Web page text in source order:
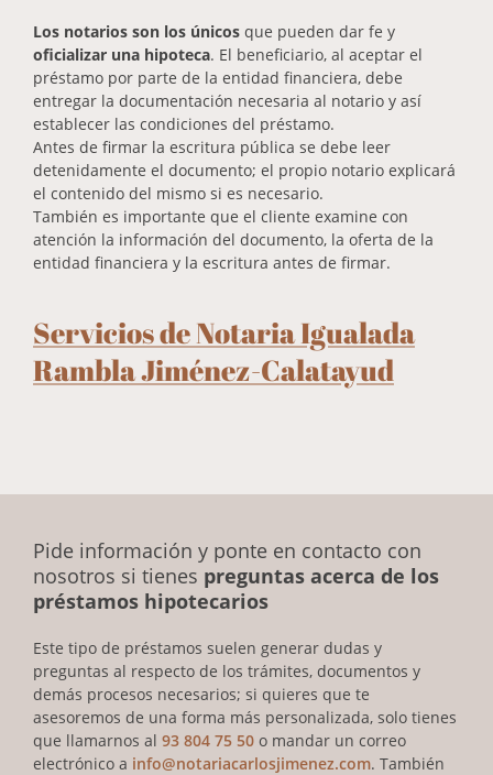
Los notarios son los únicos que pueden dar fe y
oficializar una hipoteca. El beneficiario, al aceptar el
préstamo por parte de la entidad financiera, debe
entregar la documentación necesaria al notario y así
establecer las condiciones del préstamo.
Antes de firmar la escritura pública se debe leer
detenidamente el documento; el propio notario explicará
el contenido del mismo si es necesario.
También es importante que el cliente examine con
atención la información del documento, la oferta de la
entidad financiera y la escritura antes de firmar.
Servicios de Notaria Igualada
Rambla Jiménez-Calatayud
Pide información y ponte en contacto con
nosotros si tienes preguntas acerca de los
préstamos hipotecarios
Este tipo de préstamos suelen generar dudas y
preguntas al respecto de los trámites, documentos y
demás procesos necesarios; si quieres que te
asesoremos de una forma más personalizada, solo tienes
que llamarnos al 93 804 75 50 o mandar un correo
electrónico a info@notariacarlosjimenez.com. También